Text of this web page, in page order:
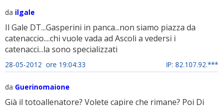
da ilgale
Il Gale DT...Gasperini in panca...non siamo piazza da
catenaccio....chi vuole vada ad Ascoli a vedersi i
catenacci...la sono specializzati
28-05-2012 ore 19:04:33 IP: 82.107.92.***
da Guerinomaione
Già il totoallenatore? Volete capire che rimane? Poi Di